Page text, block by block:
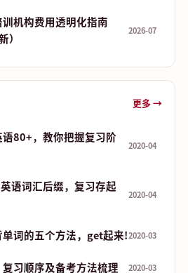
机构费用透明化指南
）
2026-07
更多 →
80+，教你把握复习阶
2020-04
语词汇后缀，复习存起
2020-04
词的五个方法，get起来!2020-03
习顺序及备考方法梳理 2020-03